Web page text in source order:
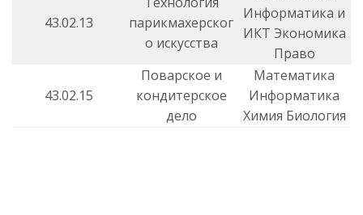
43.02.13
парикмахерског
о искусства
Информатика и
ИКТ Экономика
Право
43.02.15
Поварское и
кондитерское
дело
Математика
Информатика
Химия Биология